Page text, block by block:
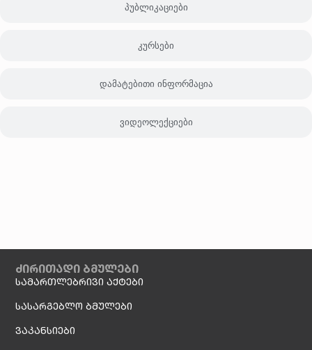
პუბლიკაციები
კურსები
დამატებითი ინფორმაცია
ვიდეოლექციები
ძირითადი ბმულები
სამართლებრივი აქტები
სასარგებლო ბმულები
ვაკანსიები